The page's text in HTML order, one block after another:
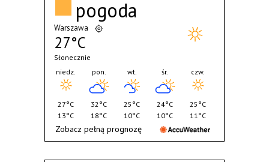
pogoda
Warszawa
27°C
Słonecznie
niedz.
27°C
13°C
pon.
32°C
18°C
wt.
25°C
10°C
śr.
24°C
10°C
czw.
25°C
11°C
Zobacz pełną prognozę